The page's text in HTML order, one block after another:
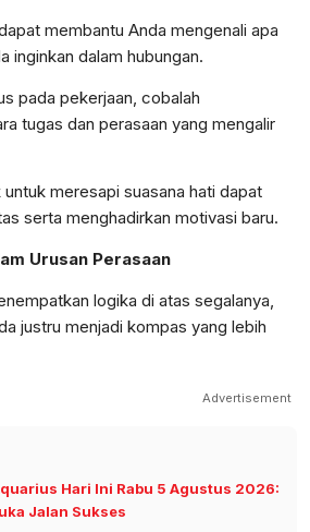
membantu Anda mengenali apa
inginkan dalam hubungan.
pada pekerjaan, cobalah
tugas dan perasaan yang mengalir
meresapi suasana hati dapat
serta menghadirkan motivasi baru.
Urusan Perasaan
logika di atas segalanya,
justru menjadi kompas yang lebih
Advertisement
Hari Ini Rabu 5 Agustus 2026:
Jalan Sukses